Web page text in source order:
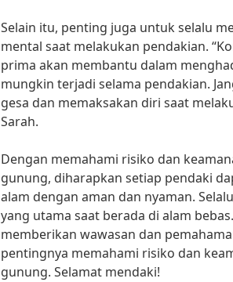
Selain itu, penting juga untuk selalu
mental saat melakukan pendakian.
prima akan membantu dalam
mungkin terjadi selama pendakian.
gesa dan memaksakan diri saat
Sarah.
Dengan memahami risiko dan
gunung, diharapkan setiap pendaki
alam dengan aman dan nyaman.
yang utama saat berada di alam
memberikan wawasan dan
pentingnya memahami risiko dan
gunung. Selamat mendaki!